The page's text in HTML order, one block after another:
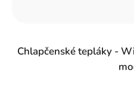
Chlapčenské tepláky -